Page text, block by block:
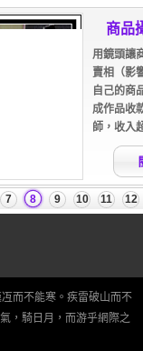
而不能寒。疾雷破山而不
，騎日月，而游乎網際之